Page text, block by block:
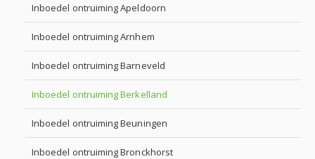
Inboedel ontruiming Apeldoorn
Inboedel ontruiming Arnhem
Inboedel ontruiming Barneveld
Inboedel ontruiming Berkelland
Inboedel ontruiming Beuningen
Inboedel ontruiming Bronckhorst